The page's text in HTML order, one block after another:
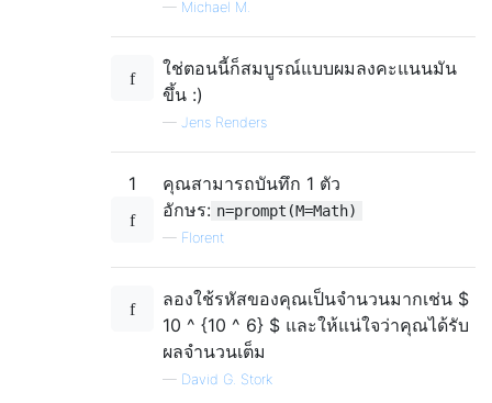
— Michael M.
ใช่ตอนนี้ก็สมบูรณ์แบบผมลงคะแนนมัน
ขึ้น :)
— Jens Renders
1
คุณสามารถบันทึก 1 ตัว
อักษร: n=prompt(M=Math)
— Florent
ลองใช้รหัสของคุณเป็นจำนวนมากเช่น $
10 ^ {10 ^ 6} $ และให้แน่ใจว่าคุณได้รับ
ผลจำนวนเต็ม
— David G. Stork